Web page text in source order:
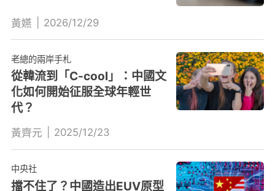
黃嬿 2026/12/29
老總的兩岸手札
從韓流到「C-cool」：中國文
化如何開始征服全球年輕世
代？
黃齊元 2025/12/23
中央社
擋不住了？中國造出EUV原型